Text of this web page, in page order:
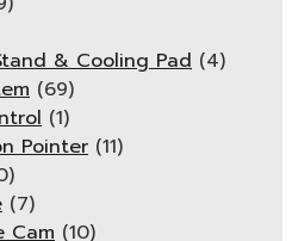
& Cooling Pad (4)
(69)
(1)
Pointer (11)
(7)
Cam (10)